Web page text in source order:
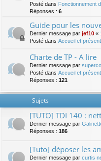
Posté dans Fonctionnement
Réponses : 6
Guide pour les
Dernier message par jef10 «
Posté dans Accueil et
Charte de TP - A lire
Dernier message par
Posté dans Accueil et
Réponses : 121
Sujets
[TUTO] TDI 140 :
Dernier message par
Réponses : 186
[Tuto] déposer les
Dernier message par curtis